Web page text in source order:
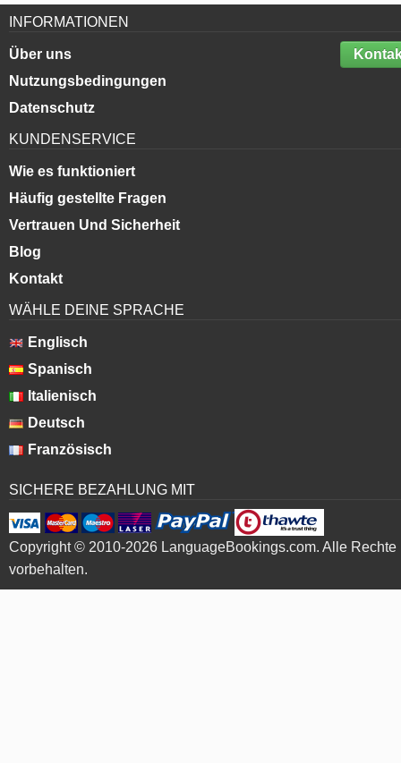
INFORMATIONEN
Über uns
Nutzungsbedingungen
Datenschutz
KUNDENSERVICE
Wie es funktioniert
Häufig gestellte Fragen
Vertrauen Und Sicherheit
Blog
Kontakt
WÄHLE DEINE SPRACHE
Englisch
Spanisch
Italienisch
Deutsch
Französisch
SICHERE BEZAHLUNG MIT
Copyright © 2010-2026 LanguageBookings.com. Alle Rechte
vorbehalten.